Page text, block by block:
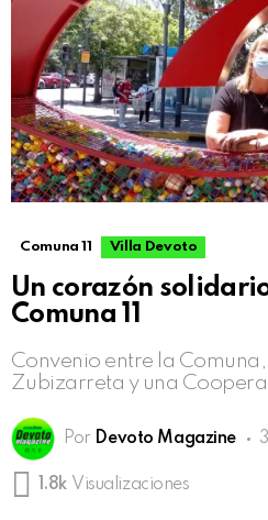
Comuna 11 Villa Devoto
Un corazón
Comuna 11
Convenio entre la
Zubizarreta y una
Por Devoto Magazine
1.8k Visualizaciones